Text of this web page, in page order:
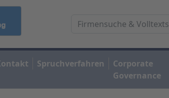
Spruchverfahren
Corporate
Governance